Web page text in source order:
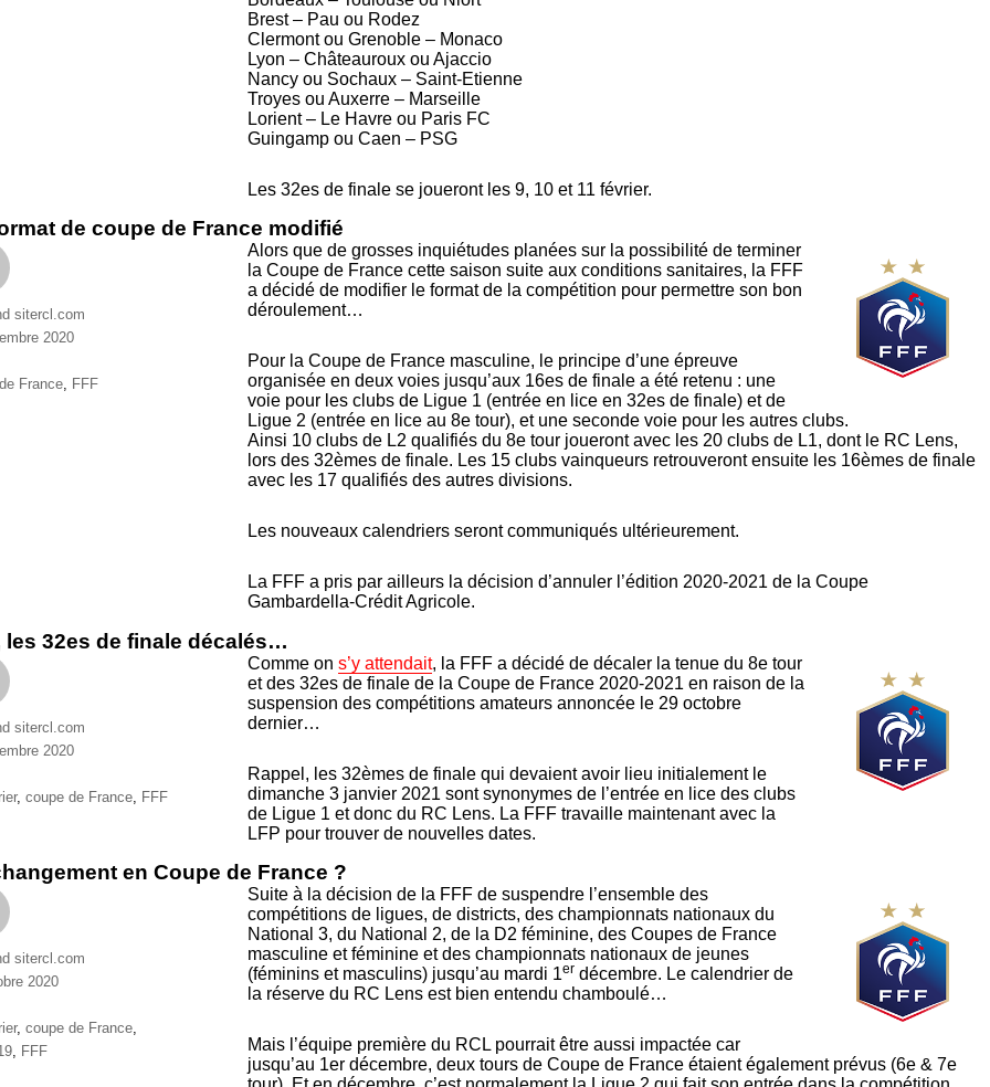
Brest – Pau ou Rodez
Clermont ou Grenoble – Monaco
Lyon – Châteauroux ou Ajaccio
Nancy ou Sochaux – Saint-Etienne
Troyes ou Auxerre – Marseille
Lorient – Le Havre ou Paris FC
Guingamp ou Caen – PSG
Les 32es de finale se joueront les 9, 10 et 11 février.
de coupe de France modifié
Alors que de grosses inquiétudes planées sur la possibilité de terminer
la Coupe de France cette saison suite aux conditions sanitaires, la FFF
a décidé de modifier le format de la compétition pour permettre son bon
déroulement…
Pour la Coupe de France masculine, le principe d’une épreuve
organisée en deux voies jusqu’aux 16es de finale a été retenu : une
voie pour les clubs de Ligue 1 (entrée en lice en 32es de finale) et de
Ligue 2 (entrée en lice au 8e tour), et une seconde voie pour les autres clubs.
Ainsi 10 clubs de L2 qualifiés du 8e tour joueront avec les 20 clubs de L1, dont le RC Lens,
lors des 32èmes de finale. Les 15 clubs vainqueurs retrouveront ensuite les 16èmes de finale
avec les 17 qualifiés des autres divisions.
Les nouveaux calendriers seront communiqués ultérieurement.
La FFF a pris par ailleurs la décision d’annuler l’édition 2020-2021 de la Coupe
Gambardella-Crédit Agricole.
sitercl.com
2020
France, FFF
les 32es de finale décalés…
Comme on s’y attendait, la FFF a décidé de décaler la tenue du 8e tour
et des 32es de finale de la Coupe de France 2020-2021 en raison de la
suspension des compétitions amateurs annoncée le 29 octobre
dernier…
Rappel, les 32èmes de finale qui devaient avoir lieu initialement le
dimanche 3 janvier 2021 sont synonymes de l’entrée en lice des clubs
de Ligue 1 et donc du RC Lens. La FFF travaille maintenant avec la
LFP pour trouver de nouvelles dates.
sitercl.com
2020
, coupe de France FFF
en Coupe de France ?
Suite à la décision de la FFF de suspendre l’ensemble des
compétitions de ligues, de districts, des championnats nationaux du
National 3, du National 2, de la D2 féminine, des Coupes de France
masculine et féminine et des championnats nationaux de jeunes
(féminins et masculins) jusqu’au mardi 1er décembre. Le calendrier de
la réserve du RC Lens est bien entendu chamboulé…
Mais l’équipe première du RCL pourrait être aussi impactée car
jusqu’au 1er décembre, deux tours de Coupe de France étaient également prévus (6e & 7e
sitercl.com
2020
, coupe de France,
, FFF